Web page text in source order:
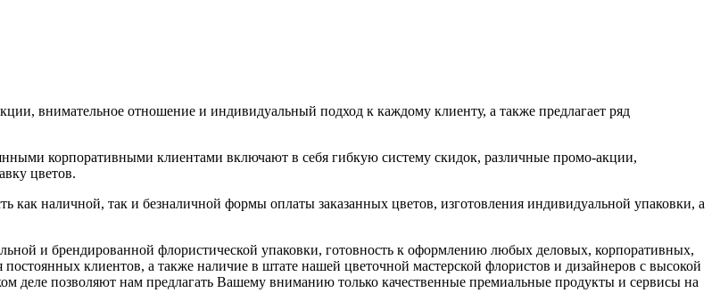
внимательное отношение и индивидуальный подход к каждому клиенту, а также предлагает ряд
корпоративными клиентами включают в себя гибкую систему скидок, различные промо-акции,
цветов.
наличной, так и безналичной формы оплаты заказанных цветов, изготовления индивидуальной упаковки, а
и брендированной флористической упаковки, готовность к оформлению любых деловых, корпоративных,
клиентов, а также наличие в штате нашей цветочной мастерской флористов и дизайнеров с высокой
деле позволяют нам предлагать Вашему вниманию только качественные премиальные продукты и сервисы на